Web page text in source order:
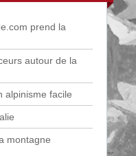
prend la
autour de la
alpinisme facile
montagne